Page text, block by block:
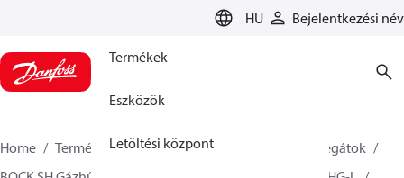
HU Bejelentkezési név
Termékek
Eszközök
Letöltési központ
Home Termékek Climate Solutions Hűtés
Aggregátok